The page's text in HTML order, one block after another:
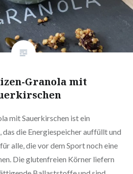
Granola mit
mit Sauerkirschen ist ein
die Energiespeicher auffüllt und
alle, die vor dem Sport noch eine
Die glutenfreien Körner liefern